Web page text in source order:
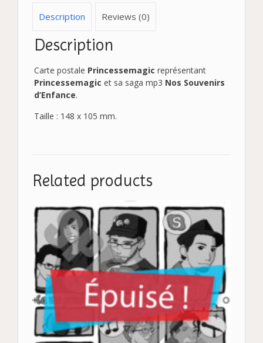
Description Reviews (0)
Description
Carte postale Princessemagic représentant
Princessemagic et sa saga mp3 Nos Souvenirs
d’Enfance.
Taille : 148 x 105 mm.
Related products